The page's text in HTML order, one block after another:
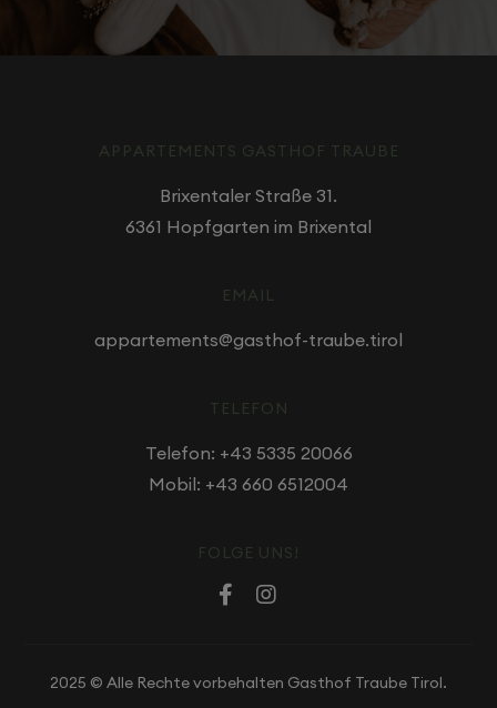
APPARTEMENTS GASTHOF TRAUBE
Brixentaler Straße 31.
6361 Hopfgarten im Brixental
EMAIL
appartements@gasthof-traube.tirol
TELEFON
Telefon: +43 5335 20066
Mobil: +43 660 6512004
FOLGE UNS!
 
2025 © Alle Rechte vorbehalten Gasthof Traube Tirol.